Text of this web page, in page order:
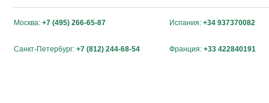
Москва: +7 (495) 266-65-87 Испания: +34 937370082
Санкт-Петербург: +7 (812) 244-68-54 Франция: +33 422840191